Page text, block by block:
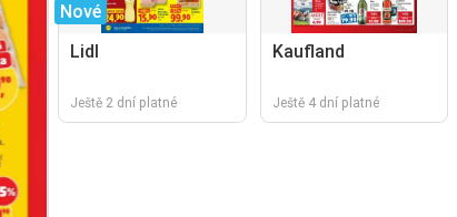
Nové
Lidl
Ještě 2 dní platné
Kaufland
Ještě 4 dní platné